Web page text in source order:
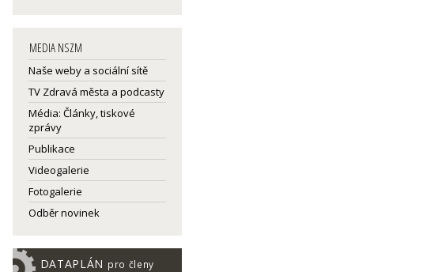
MEDIA NSZM
Naše weby a sociální sítě
TV Zdravá města a podcasty
Média: Články, tiskové
zprávy
Publikace
Videogalerie
Fotogalerie
Odběr novinek
DATAPLÁN pro členy